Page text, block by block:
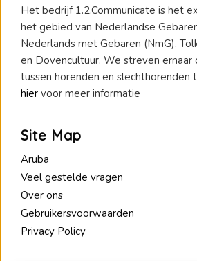
Het bedrijf 1.2.Communicate is het
het gebied van Nederlandse
Nederlands met Gebaren (NmG),
en Dovencultuur. We streven ernaar
tussen horenden en slechthorenden
hier voor meer informatie
Site Map
Aruba
Veel gestelde vragen
Over ons
Gebruikersvoorwaarden
Privacy Policy